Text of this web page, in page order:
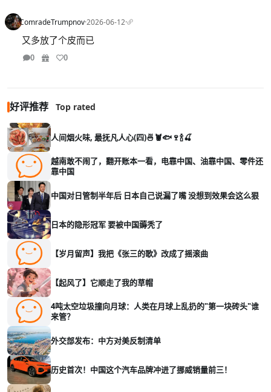
ComradeTrumpnov·2026-06-12·
又多放了个皮而已
0 0
好评推荐 Top rated
人间烟火味, 最抚凡人心(四)🍜🦞🐟🍷🍾🍒
越南敢不闹了，翻开账本一看，电靠中国、油靠中国、零件还
靠中国
中国对日管制半年后 日本自己说漏了嘴 没想到效果会这么狠
日本的隐形冠军 要被中国薅秃了
【岁月留声】我把《张三的歌》改成了摇滚曲
【起风了】它顺走了我的草帽
4吨太空垃圾撞向月球：人类在月球上乱扔的"第一块砖头"谁
来管？
外交部发布：中方对美反制清单
历史首次！中国这个汽车品牌冲进了挪威销量前三！